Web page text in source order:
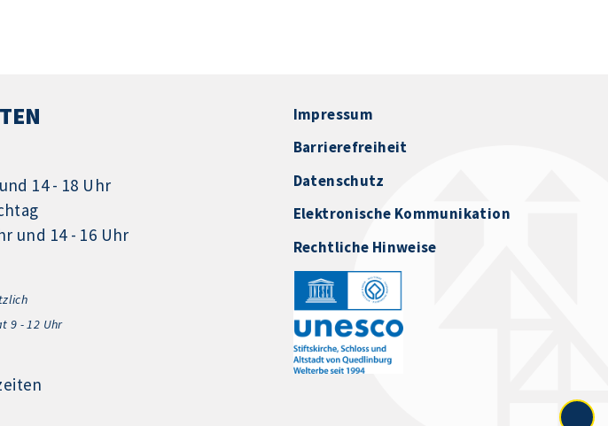
14 - 18 Uhr
und 14 - 16 Uhr
9 - 12 Uhr
Impressum
Barrierefreiheit
Datenschutz
Elektronische Kommunikation
Rechtliche Hinweise